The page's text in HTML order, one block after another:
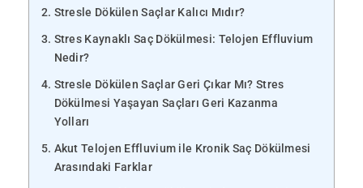
Stresle Dökülen Saçlar Kalıcı Mıdır?
Stres Kaynaklı Saç Dökülmesi: Telojen Effluvium
Nedir?
Stresle Dökülen Saçlar Geri Çıkar Mı? Stres
Dökülmesi Yaşayan Saçları Geri Kazanma
Yolları
Akut Telojen Effluvium ile Kronik Saç Dökülmesi
Arasındaki Farklar